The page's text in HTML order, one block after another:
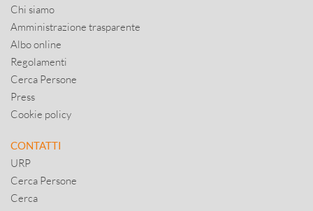
Chi siamo
Amministrazione trasparente
Albo online
Regolamenti
Cerca Persone
Press
Cookie policy
CONTATTI
URP
Cerca Persone
Cerca